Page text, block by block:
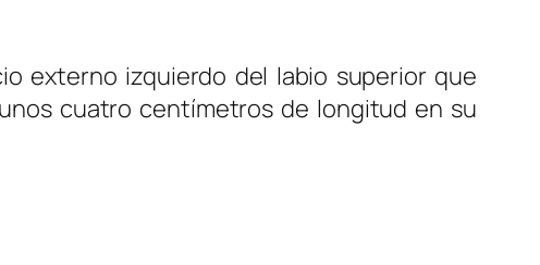
externo izquierdo del labio superior que
cuatro centímetros de longitud en su